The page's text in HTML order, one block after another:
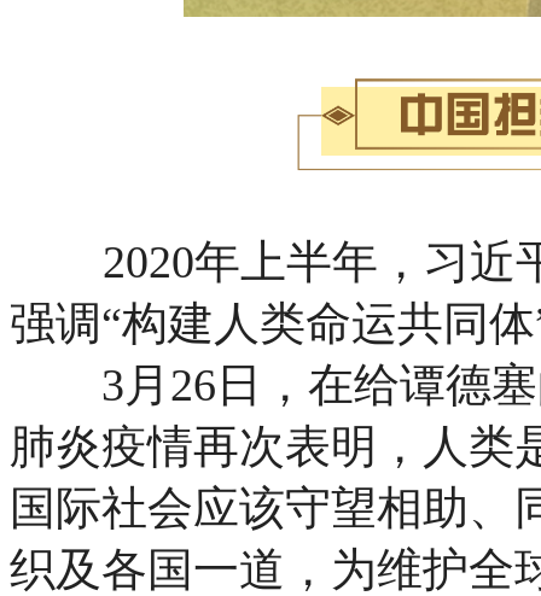
2020年上半年，习近
强调“构建人类命运共同
3月26日，在给谭德塞
肺炎疫情再次表明，人类
国际社会应该守望相助、
织及各国一道，为维护全